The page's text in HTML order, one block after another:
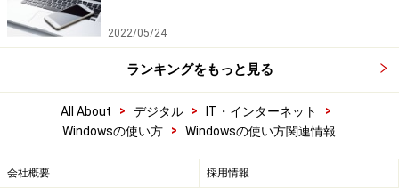
2022/05/24
ランキングをもっと見る
All About > デジタル > IT・インターネット
>
Windowsの使い方
> Windowsの使い方関連情報
会社概要 採用情報